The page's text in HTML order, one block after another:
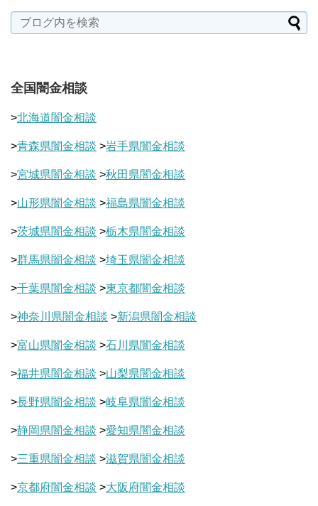
全国闇金相談
>北海道闇金相談
>青森県闇金相談 >岩手県闇金相談
>宮城県闇金相談 >秋田県闇金相談
>山形県闇金相談 >福島県闇金相談
>茨城県闇金相談 >栃木県闇金相談
>群馬県闇金相談 >埼玉県闇金相談
>千葉県闇金相談 >東京都闇金相談
>神奈川県闇金相談 >新潟県闇金相談
>富山県闇金相談 >石川県闇金相談
>福井県闇金相談 >山梨県闇金相談
>長野県闇金相談 >岐阜県闇金相談
>静岡県闇金相談 >愛知県闇金相談
>三重県闇金相談 >滋賀県闇金相談
>京都府闇金相談 >大阪府闇金相談